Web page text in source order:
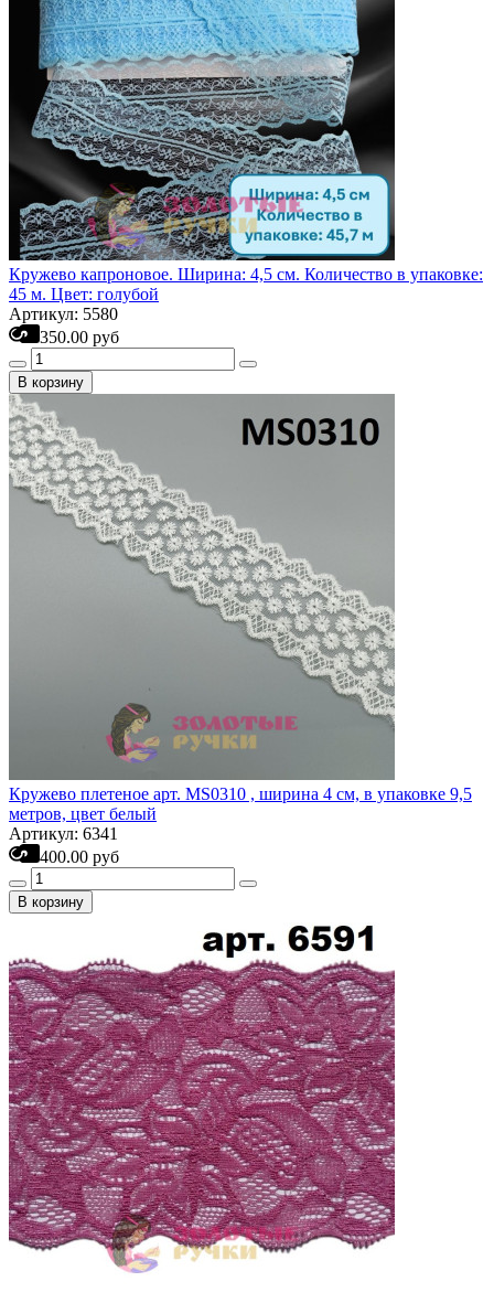
Кружево капроновое. Ширина: 4,5 см. Количество в упаковке:
45 м. Цвет: голубой
Артикул: 5580
350.00 руб
В корзину
Кружево плетеное арт. MS0310 , ширина 4 см, в упаковке 9,5
метров, цвет белый
Артикул: 6341
400.00 руб
В корзину